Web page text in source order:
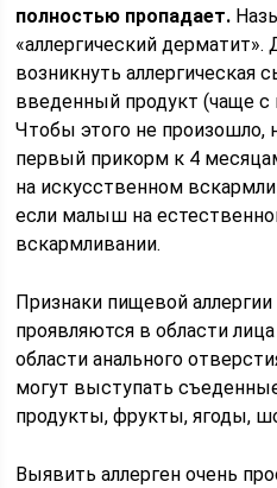
полностью пропадает.
«аллергический
возникнуть аллергическая
введенный продукт (чаще
Чтобы этого не произошло,
первый прикорм к 4
на искусственном
если малыш на
вскармливании.
Признаки пищевой
проявляются в области
области анального
могут выступать
продукты, фрукты, ягоды,
Выявить аллерген очень